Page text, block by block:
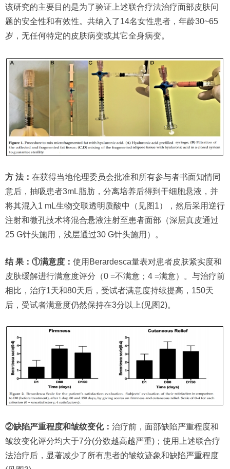
该研究的主要目的是为了验证上述联合疗法治疗面部皮肤问
题的安全性和有效性。共纳入了14名女性患者，年龄30~65
岁，无任何特定的皮肤病变或其它全身病变。
方 法： 在获得当地伦理委员会批准和所有参与者书面知情同
意后，抽吸患者3mL脂肪，分离培养后得到干细胞悬液，并
将其混入1 mL生物交联透明质酸中（见图1），然后采用逆行
注射和微孔技术将混合悬液注射至患者面部（深层真皮通过
25 G针头施用，浅层通过30 G针头施用）。
结 果：①满意度： 使用Berardesca量表对患者皮肤紧实度和
皮肤缓解进行满意度评分（0 =不满意；4 =满意）。与治疗前
相比，治疗1天和80天后，受试者满意度持续提高，150天
后，受试者满意度仍然保持在3分以上(见图2)。
②缺陷严重程度和皱纹变化： 治疗前，面部缺陷严重程度和
皱纹变化评分均大于7分(分数越高越严重)；使用上述联合疗
法治疗后，显著减少了所有患者的皱纹迹象和缺陷严重程度